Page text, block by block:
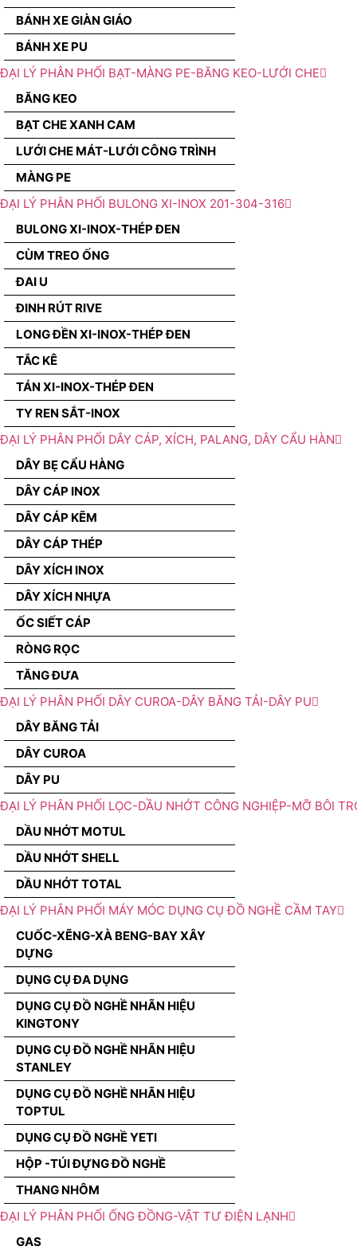
BÁNH XE GIÀN GIÁO
BÁNH XE PU
ĐẠI LÝ PHÂN PHỐI BẠT-MÀNG PE-BĂNG KEO-LƯỚI CHE
BĂNG KEO
BẠT CHE XANH CAM
LƯỚI CHE MÁT-LƯỚI CÔNG TRÌNH
MÀNG PE
ĐẠI LÝ PHÂN PHỐI BULONG XI-INOX 201-304-316
BULONG XI-INOX-THÉP ĐEN
CÙM TREO ỐNG
ĐAI U
ĐINH RÚT RIVE
LONG ĐỀN XI-INOX-THÉP ĐEN
TẮC KÊ
TÁN XI-INOX-THÉP ĐEN
TY REN SẮT-INOX
ĐẠI LÝ PHÂN PHỐI DÂY CÁP, XÍCH, PALANG, DÂY CẨU HÀN
DÂY BẸ CẨU HÀNG
DÂY CÁP INOX
DÂY CÁP KẼM
DÂY CÁP THÉP
DÂY XÍCH INOX
DÂY XÍCH NHỰA
ỐC SIẾT CÁP
RÒNG RỌC
TĂNG ĐƯA
ĐẠI LÝ PHÂN PHỐI DÂY CUROA-DÂY BĂNG TẢI-DÂY PU
DÂY BĂNG TẢI
DÂY CUROA
DÂY PU
ĐẠI LÝ PHÂN PHỐI LỌC-DẦU NHỚT CÔNG NGHIỆP-MỠ BÔI
DẦU NHỚT MOTUL
DẦU NHỚT SHELL
DẦU NHỚT TOTAL
ĐẠI LÝ PHÂN PHỐI MÁY MÓC DỤNG CỤ ĐỒ NGHỀ CẦM TAY
CUỐC-XẼNG-XÀ BENG-BAY XÂY
DỰNG
DỤNG CỤ ĐA DỤNG
DỤNG CỤ ĐỒ NGHỀ NHÃN HIỆU
KINGTONY
DỤNG CỤ ĐỒ NGHỀ NHÃN HIỆU
STANLEY
DỤNG CỤ ĐỒ NGHỀ NHÃN HIỆU
TOPTUL
DỤNG CỤ ĐỒ NGHỀ YETI
HỘP -TÚI ĐỰNG ĐỒ NGHỀ
THANG NHÔM
ĐẠI LÝ PHÂN PHỐI ỐNG ĐỒNG-VẬT TƯ ĐIỆN LẠNH
GAS